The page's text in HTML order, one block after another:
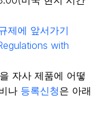
제에 앞서가기
with
자사 제품에 어떻
나 등록신청은 아래